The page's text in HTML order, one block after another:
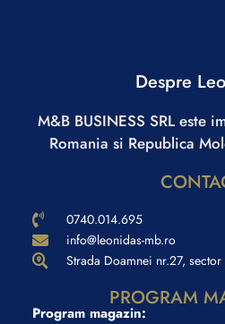
Despre
M&B BUSINESS SRL este
Romania si Republica
0740.014.695
info@leonidas-mb.ro
Strada Doamnei nr.27,
PROGRAM
Program magazin: